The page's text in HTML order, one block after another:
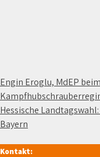
Engin Eroglu, MdEP
Hessische
Bayern
Kontakt: